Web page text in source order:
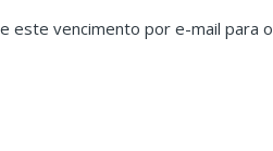
este vencimento por e-mail para o